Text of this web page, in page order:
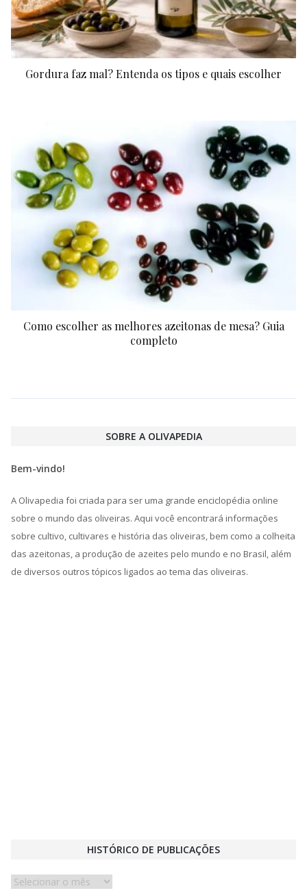
Gordura faz mal? Entenda os tipos e quais escolher
Como escolher as melhores azeitonas de mesa? Guia
completo
SOBRE A OLIVAPEDIA
Bem-vindo!
A Olivapedia foi criada para ser uma grande enciclopédia online
sobre o mundo das oliveiras. Aqui você encontrará informações
sobre cultivo, cultivares e história das oliveiras, bem como a colheita
das azeitonas, a produção de azeites pelo mundo e no Brasil, além
de diversos outros tópicos ligados ao tema das oliveiras.
HISTÓRICO DE PUBLICAÇÕES
Histórico